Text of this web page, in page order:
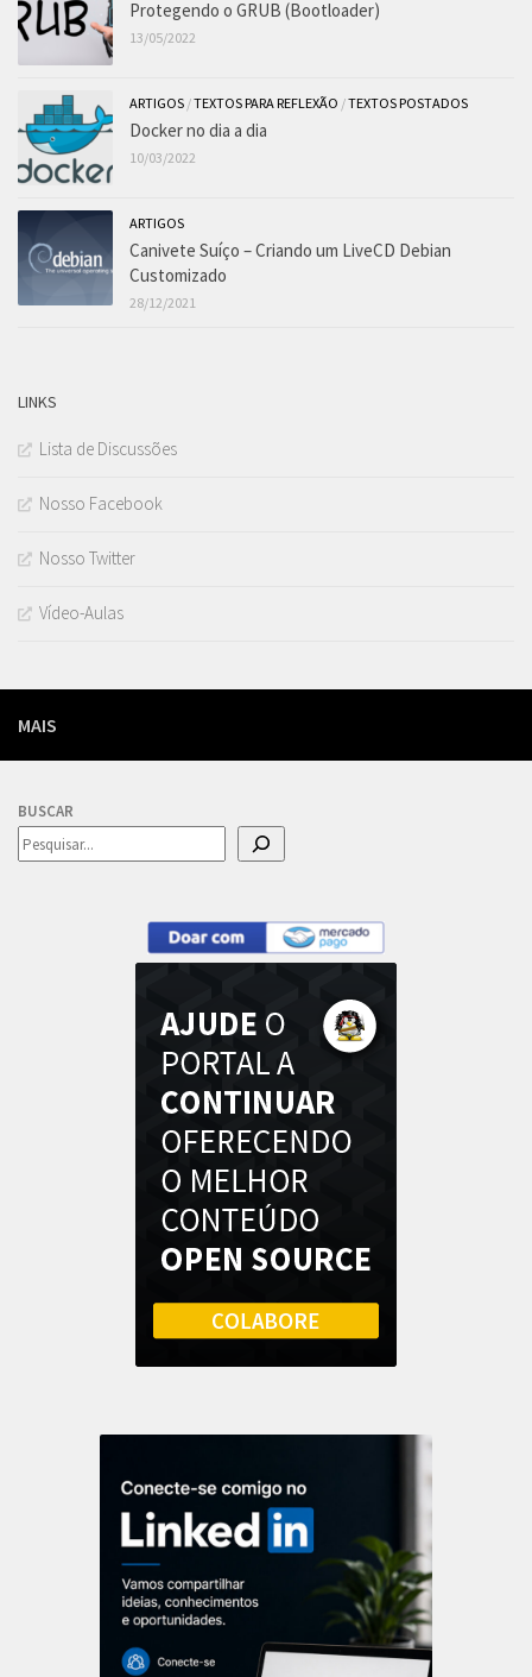
Protegendo o GRUB (Bootloader)
13/05/2022
ARTIGOS /TEXTOS PARA REFLEXÃO /TEXTOS POSTADOS
Docker no dia a dia
10/03/2022
ARTIGOS
Canivete Suíço – Criando um LiveCD Debian
Customizado
28/12/2021
LINKS
Lista de Discussões
Nosso Facebook
Nosso Twitter
Vídeo-Aulas
MAIS
BUSCAR